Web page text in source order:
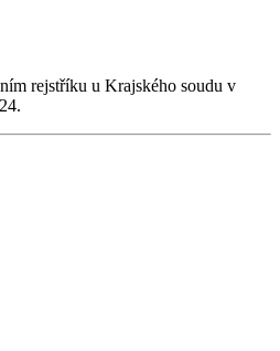
rejstříku u Krajského soudu v